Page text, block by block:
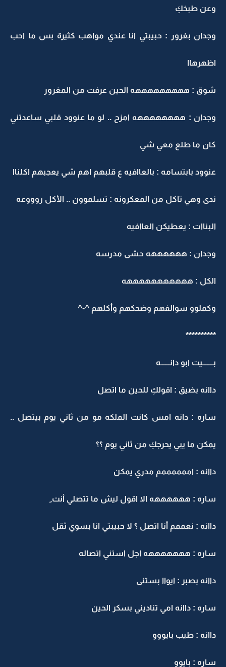
وعن طبخكِ
وجدان بغرور : حبيبتي انا عندي مواهب كثيرة بس ما احب
اظهرهاا
شوق : هههههههههه الحين عرفت من المغرور
وجدان : ههههههههه امزح .. لو ما عنوود قلبي ساعدتني
كان ما طلع معي شي
عنوود بابتسامه : بالعاافيه ع قلبهم اهم شي يعجبهم اكلناا
ندى وهي تاكل من المعكرونه : تسلموون .. الأكل روووعه
البناات : يعطيكن العاافيه
وجدان : ههههههه حشى مدرسه
الكل : هههههههههههه
وكملوو سوالفهم وضحكهم وأكلهم ^-^
**********
بـــــــيت ابو دانــــــه
داانه بضيق : اقولكِ للحين ما اتصل
ساره : دانه امس كانت الملكه مو من ثاني يوم بيتصل ..
يمكن ما يبي يحرجكِ من ثاني يوم ؟؟
داانه : اممممممم مدري يمكن
ساره : ههههههه الا اقول ليش ما تتصلي أنت ِ
داانه : نعممم أنا اتصل ؟ لا حبيبتي انا بسوي ثقل
ساره : هههههههه اجل استني اتصاله
داانه بصبر : ايواا بستنى
ساره : داانه امي تناديني بسكر الحين
داانه : طيب بايووو
ساره : بايوو